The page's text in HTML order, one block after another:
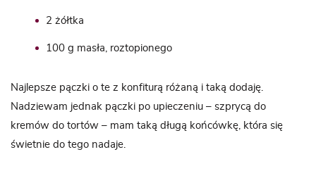
2 żółtka
100 g masła, roztopionego
Najlepsze pączki o te z konfiturą różaną i taką dodaję.
Nadziewam jednak pączki po upieczeniu – szprycą do
kremów do tortów – mam taką długą końcówkę, która się
świetnie do tego nadaje.